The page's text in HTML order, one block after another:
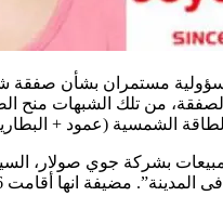
مستمران بشأن صفقة
الفترة من 2013 الى 2016 للمساعدة فى تثبيت أعمدة الانارة بالطاقة الشمسية فى نواكشوط.